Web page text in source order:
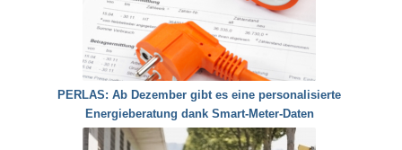
PERLAS: Ab Dezember gibt es eine personalisierte
Energieberatung dank Smart-Meter-Daten